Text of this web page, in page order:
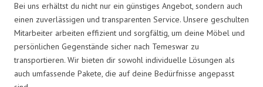
Bei uns erhältst du nicht nur ein günstiges Angebot, sondern auch
einen zuverlässigen und transparenten Service. Unsere geschulten
Mitarbeiter arbeiten effizient und sorgfältig, um deine Möbel und
persönlichen Gegenstände sicher nach Temeswar zu
transportieren. Wir bieten dir sowohl individuelle Lösungen als
auch umfassende Pakete, die auf deine Bedürfnisse angepasst